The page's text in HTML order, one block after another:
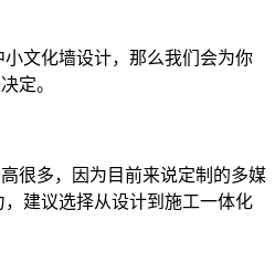
文化墙设计，那么我们会为你
定。
很多，因为目前来说定制的多媒
建议选择从设计到施工一体化